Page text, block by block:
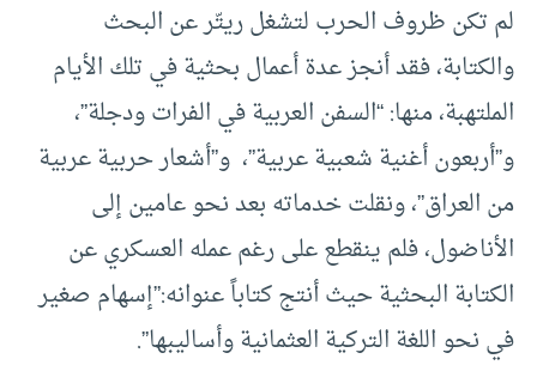
لم تكن ظروف الحرب لتشغل ريتّر عن البحث
والكتابة، فقد أنجز عدة أعمال بحثية في تلك الأيام
الملتهبة، منها: “السفن العربية في الفرات ودجلة”،
و”أربعون أغنية شعبية عربية”، و”أشعار حربية عربية
من العراق”، ونقلت خدماته بعد نحو عامين إلى
الأناضول، فلم ينقطع على رغم عمله العسكري عن
الكتابة البحثية حيث أنتج كتاباً عنوانه:”إسهام صغير
في نحو اللغة التركية العثمانية وأساليبها”.